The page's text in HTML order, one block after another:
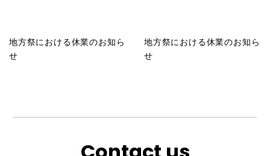
地方祭における休業のお知ら
せ
地方祭における休業のお知ら
せ